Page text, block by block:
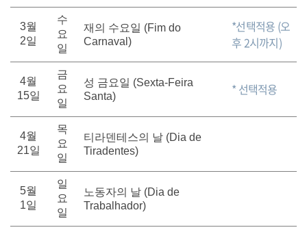
3월
2일
수
요
일
재의 수요일 (Fim do
Carnaval)
*선택적용 (오
후 2시까지)
4월
15일
금
요
일
성 금요일 (Sexta-Feira
Santa)
* 선택적용
4월
21일
목
요
일
티라덴테스의 날 (Dia de
Tiradentes)
5월
1일
일
요
일
노동자의 날 (Dia de
Trabalhador)